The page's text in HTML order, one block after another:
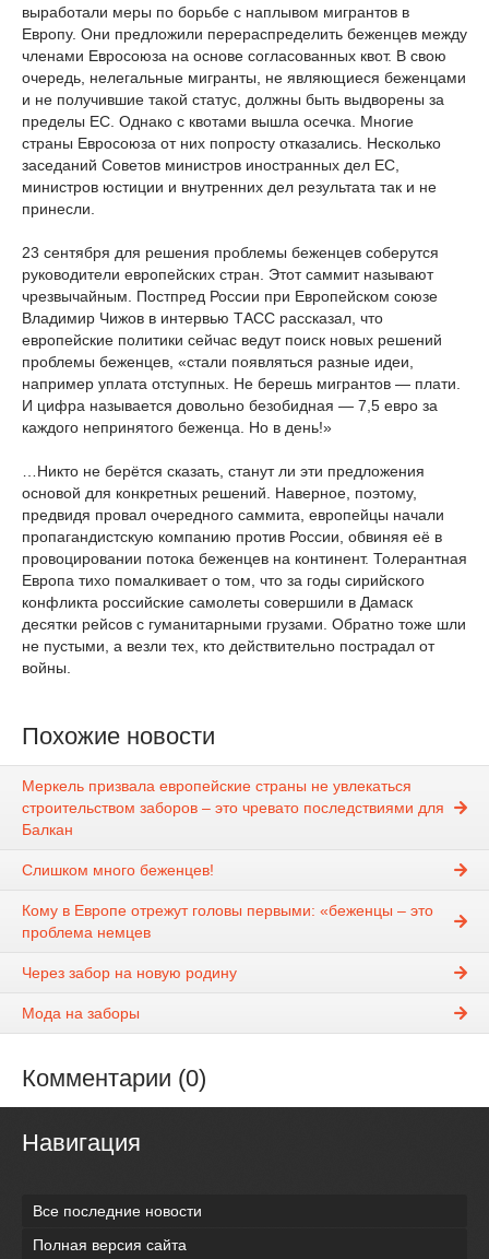
выработали меры по борьбе с наплывом мигрантов в
Европу. Они предложили перераспределить беженцев между
членами Евросоюза на основе согласованных квот. В свою
очередь, нелегальные мигранты, не являющиеся беженцами
и не получившие такой статус, должны быть выдворены за
пределы ЕС. Однако с квотами вышла осечка. Многие
страны Евросоюза от них попросту отказались. Несколько
заседаний Советов министров иностранных дел ЕС,
министров юстиции и внутренних дел результата так и не
принесли.
23 сентября для решения проблемы беженцев соберутся
руководители европейских стран. Этот саммит называют
чрезвычайным. Постпред России при Европейском союзе
Владимир Чижов в интервью ТАСС рассказал, что
европейские политики сейчас ведут поиск новых решений
проблемы беженцев, «стали появляться разные идеи,
например уплата отступных. Не берешь мигрантов — плати.
И цифра называется довольно безобидная — 7,5 евро за
каждого непринятого беженца. Но в день!»
…Никто не берётся сказать, станут ли эти предложения
основой для конкретных решений. Наверное, поэтому,
предвидя провал очередного саммита, европейцы начали
пропагандистскую компанию против России, обвиняя её в
провоцировании потока беженцев на континент. Толерантная
Европа тихо помалкивает о том, что за годы сирийского
конфликта российские самолеты совершили в Дамаск
десятки рейсов с гуманитарными грузами. Обратно тоже шли
не пустыми, а везли тех, кто действительно пострадал от
войны.
Похожие новости
Меркель призвала европейские страны не увлекаться
строительством заборов – это чревато последствиями для
Балкан
Слишком много беженцев!
Кому в Европе отрежут головы первыми: «беженцы – это
проблема немцев
Через забор на новую родину
Мода на заборы
Комментарии (0)
Навигация
Все последние новости
Полная версия сайта